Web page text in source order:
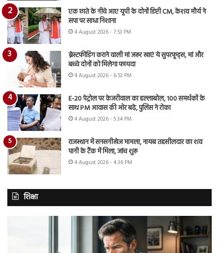
एक छाते के नीचे आए यूपी के दोनों डिप्टी CM, केशव मौर्य ने
सपा पर साधा निशाना
4 August 2026 - 7:53 PM
ब्रेस्टफीडिंग कराने वाली मां जरूर खाएं ये सुपरफूड्स, मां और
बच्चे दोनों को मिलेगा फायदा
4 August 2026 - 6:53 PM
E-20 पेट्रोल पर केजरीवाल का हल्लाबोल, 100 समर्थकों के
साथ PM आवास की ओर बढ़े, पुलिस ने रोका
4 August 2026 - 5:34 PM
राजस्थान में सनसनीखेज मामला, नायब तहसीलदार का शव
पानी के टैंक में मिला, जांच शुरू
4 August 2026 - 4:36 PM
शिक्षा